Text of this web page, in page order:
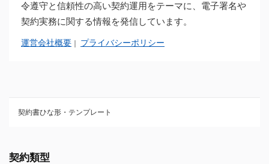
令遵守と信頼性の高い契約運用をテーマに、電子署名や
契約実務に関する情報を発信しています。
運営会社概要 ｜ プライバシーポリシー
契約書ひな形・テンプレート
契約類型